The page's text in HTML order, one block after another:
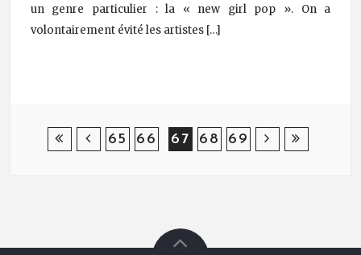
un genre particulier : la « new girl pop ». On a
volontairement évité les artistes […]
Post Navigation
65 66 67 68 69